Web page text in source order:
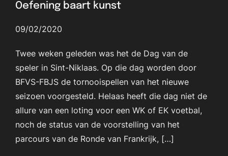
Oefening baart kunst
09/02/2020
Twee weken geleden was het de Dag van de
speler in Sint-Niklaas. Op die dag worden door
BFVS-FBJS de tornooispellen van het nieuwe
seizoen voorgesteld. Helaas heeft die dag niet de
allure van een loting voor een WK of EK voetbal,
noch de status van de voorstelling van het
parcours van de Ronde van Frankrijk, […]